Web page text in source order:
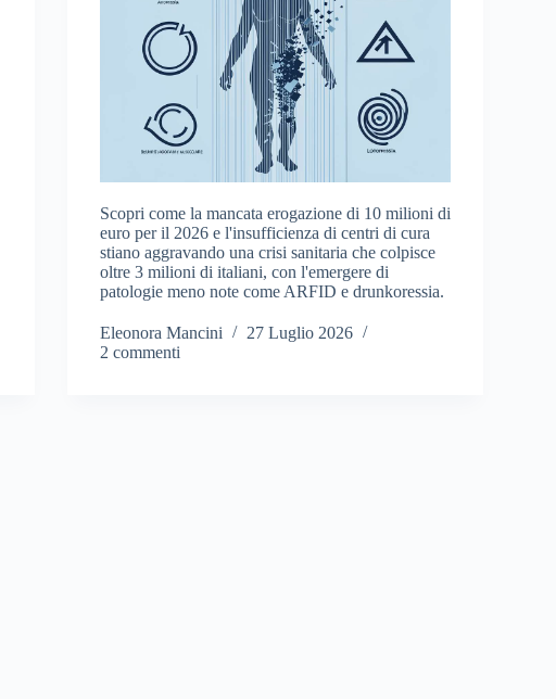
Scopri come la mancata erogazione di 10 milioni di
euro per il 2026 e l'insufficienza di centri di cura
stiano aggravando una crisi sanitaria che colpisce
oltre 3 milioni di italiani, con l'emergere di
patologie meno note come ARFID e drunkoressia.
Eleonora Mancini
27 Luglio 2026
2 commenti